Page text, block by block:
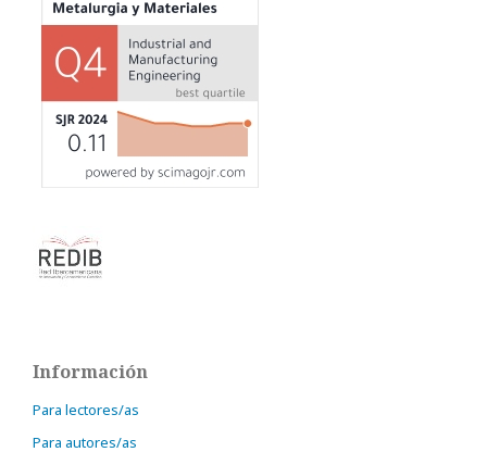
Información
Para lectores/as
Para autores/as